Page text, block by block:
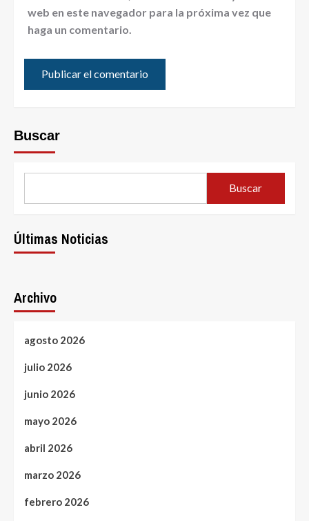
web en este navegador para la próxima vez que
haga un comentario.
Buscar
Buscar
Últimas Noticias
Archivo
agosto 2026
julio 2026
junio 2026
mayo 2026
abril 2026
marzo 2026
febrero 2026